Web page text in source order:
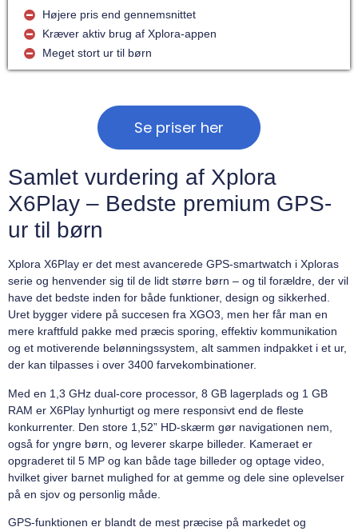
Højere pris end gennemsnittet
Kræver aktiv brug af Xplora-appen
Meget stort ur til børn
Se priser her
Samlet vurdering af Xplora
X6Play – Bedste premium GPS-
ur til børn
Xplora X6Play er det mest avancerede GPS-smartwatch i Xploras
serie og henvender sig til de lidt større børn – og til forældre, der vil
have det bedste inden for både funktioner, design og sikkerhed.
Uret bygger videre på succesen fra XGO3, men her får man en
mere kraftfuld pakke med præcis sporing, effektiv kommunikation
og et motiverende belønningssystem, alt sammen indpakket i et ur,
der kan tilpasses i over 3400 farvekombinationer.
Med en 1,3 GHz dual-core processor, 8 GB lagerplads og 1 GB
RAM er X6Play lynhurtigt og mere responsivt end de fleste
konkurrenter. Den store 1,52” HD-skærm gør navigationen nem,
også for yngre børn, og leverer skarpe billeder. Kameraet er
opgraderet til 5 MP og kan både tage billeder og optage video,
hvilket giver barnet mulighed for at gemme og dele sine oplevelser
på en sjov og personlig måde.
GPS-funktionen er blandt de mest præcise på markedet og